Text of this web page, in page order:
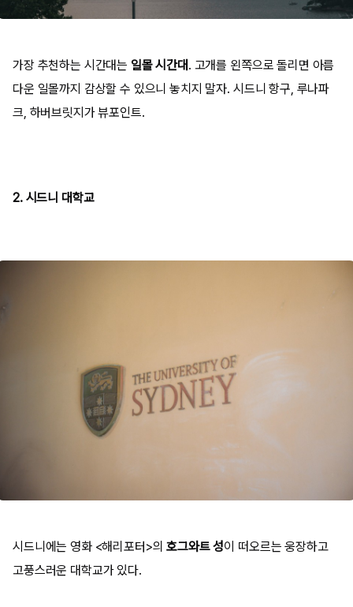
가장 추천하는 시간대는 일몰 시간대 . 고개를 왼쪽으로 돌리면 아름
다운 일몰까지 감상할 수 있으니 놓치지 말자. 시드니 항구, 루나파
크, 하버브릿지가 뷰포인트.
2. 시드니 대학교
시드니에는 영화 <해리포터>의호그와트 성이 떠오르는 웅장하고
고풍스러운 대학교가 있다.